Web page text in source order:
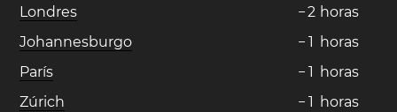
Londres
−2 horas
Johannesburgo
− 1 horas
París
− 1 horas
Zúrich
− 1 horas